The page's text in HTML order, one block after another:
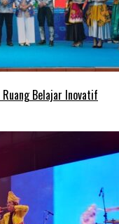
Belajar Inovatif